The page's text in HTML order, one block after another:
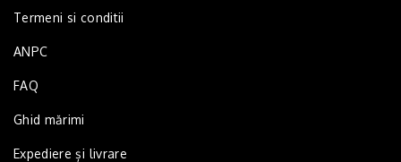
Termeni si conditii
ANPC
FAQ
Ghid mărimi
Expediere și livrare